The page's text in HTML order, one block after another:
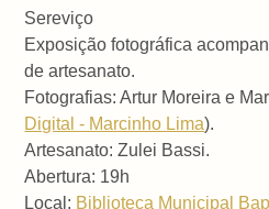
Sereviço
Exposição fotográfica
de artesanato.
Fotografias: Artur Moreira e
Digital - Marcinho Lima).
Artesanato: Zulei Bassi.
Abertura: 19h
Local: Biblioteca Municipal